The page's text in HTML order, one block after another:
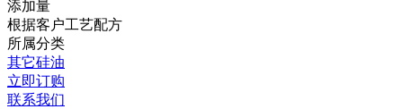
添加量
根据客户工艺配方
所属分类
其它硅油
立即订购
联系我们